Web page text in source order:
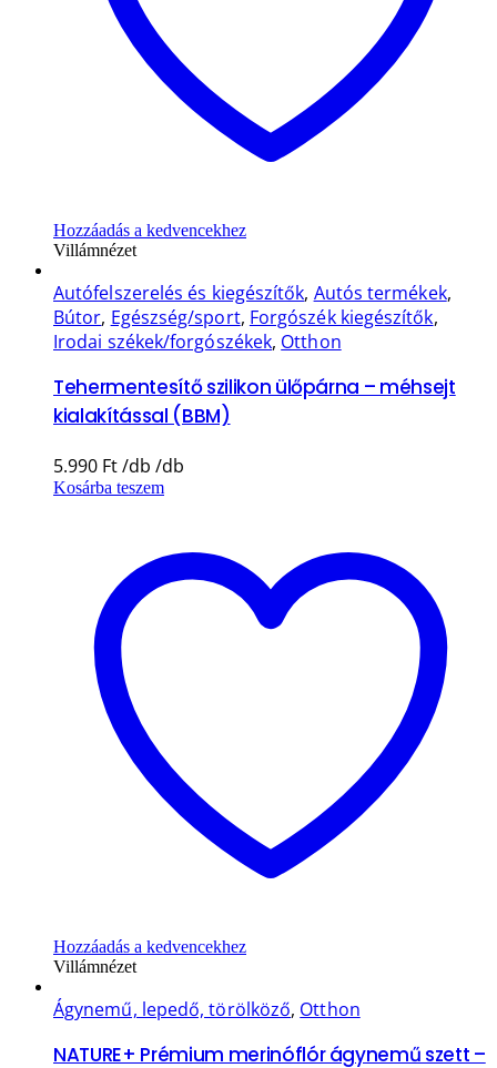
Hozzáadás a kedvencekhez
Villámnézet
Autófelszerelés és kiegészítők, Autós termékek,
Bútor, Egészség/sport, Forgószék kiegészítők,
Irodai székek/forgószékek, Otthon
Tehermentesítő szilikon ülőpárna – méhsejt
kialakítással (BBM)
5.990 Ft
Kosárba teszem
Hozzáadás a kedvencekhez
Villámnézet
Ágynemű, lepedő, törölköző, Otthon
NATURE+ Prémium merinóflór ágynemű szett –